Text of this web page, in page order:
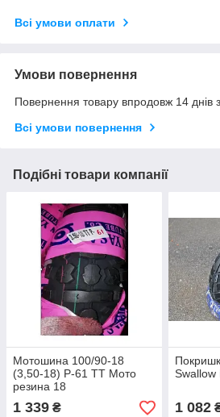
Всі умови оплати
Умови повернення
Повернення товару впродовж 14 днів
Всі умови повернення
Подібні товари компанії
Мотошина 100/90-18
(3,50-18) P-61 TT Мото
резина 18
1 339 ₴
Swallow
1 082